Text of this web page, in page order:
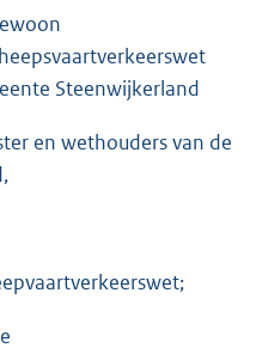
Steenwijkerland
en wethouders van de